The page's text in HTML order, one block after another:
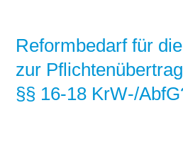
Reformbedarf für
zur
§§ 16-18 KrW-/